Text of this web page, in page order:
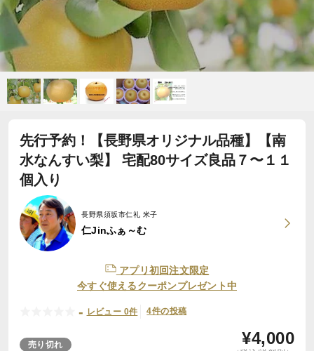
先行予約！【長野県オリジナル品種】【南
水なんすい梨】 宅配80サイズ良品７〜１１
個入り
長野県須坂市仁礼 米子
仁Jinふぁ～む
アプリ初回注文限定
今すぐ使えるクーポンプレゼント中
- レビュー 0件 4件の投稿
売り切れ ¥4,000